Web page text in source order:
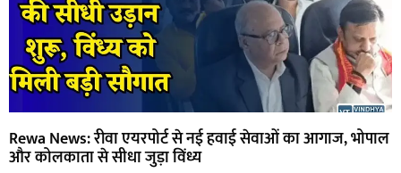
Rewa News: रीवा एयरपोर्ट से नई हवाई सेवाओं का आगाज, भोपाल
और कोलकाता से सीधा जुड़ा विंध्य